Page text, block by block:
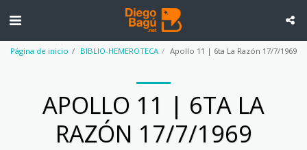
Página de inicio BIBLIO-HEMEROTECA Apollo 11 | 6ta La Razón 17/7/1969
APOLLO 11 | 6TA LA
RAZÓN 17/7/1969